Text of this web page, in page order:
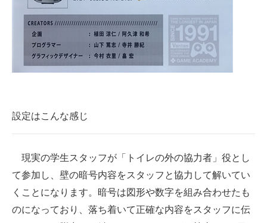
設定はこんな感じ
現実の学生スタッフが「トイレの外の協力者」役とし
て参加し、壁の暗号内容をスタッフと協力して解いてい
くことになります。暗号は図形や数字を組み合わせたも
のになっており、落ち着いて正確な内容をスタッフに伝